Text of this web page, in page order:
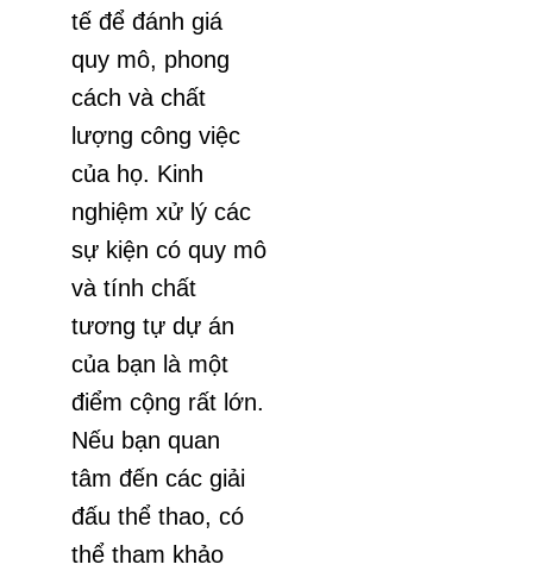
tế để đánh giá
quy mô, phong
cách và chất
lượng công việc
của họ. Kinh
nghiệm xử lý các
sự kiện có quy mô
và tính chất
tương tự dự án
của bạn là một
điểm cộng rất lớn.
Nếu bạn quan
tâm đến các giải
đấu thể thao, có
thể tham khảo